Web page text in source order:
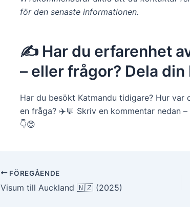
för den senaste informationen.
✍️ Har du erfarenhet
– eller frågor? Dela
Har du besökt Katmandu tidigare? Hur var
en fråga? ✈️💬 Skriv en kommentar nedan
👇😊
Inläggsnavigering
FÖREGÅENDE
Visum till Auckland 🇳🇿 (2025)